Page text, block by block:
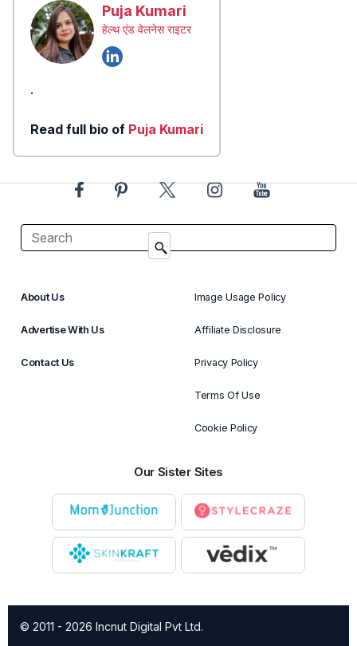
Puja Kumari
हेल्थ एंड वेलनेस राइटर
.
Read full bio of Puja Kumari
About Us
Advertise With Us
Contact Us
Image Usage Policy
Affiliate Disclosure
Privacy Policy
Terms Of Use
Cookie Policy
Our Sister Sites
© 2011 - 2026 Incnut Digital Pvt Ltd.